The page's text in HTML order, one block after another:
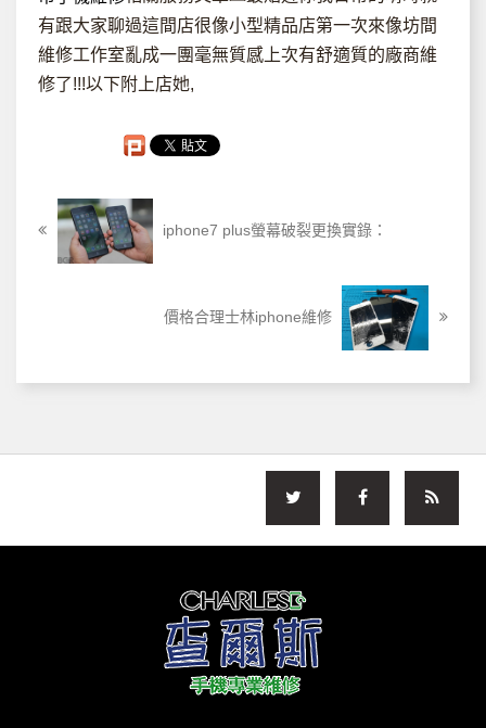
有跟大家聊過這間店很像小型精品店第一次來像坊間
維修工作室亂成一團毫無質感上次有舒適質的廠商維
修了!!!以下附上店她,
iphone7 plus螢幕破裂更換實錄：
價格合理士林iphone維修